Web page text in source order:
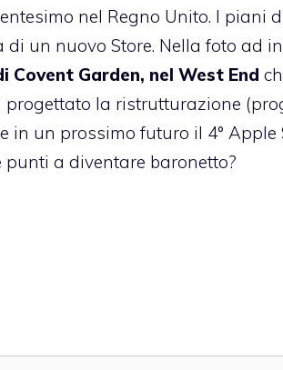
nel Regno Unito. I piani
un nuovo Store. Nella foto ad
Covent Garden, nel West End
la ristrutturazione
in un prossimo futuro il 4° Apple
punti a diventare baronetto?